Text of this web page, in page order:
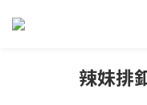
辣妹排